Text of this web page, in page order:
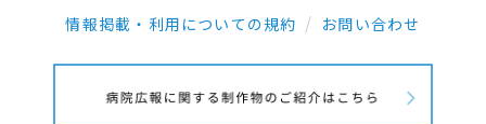
情報掲載・利用についての規約
お問い合わせ